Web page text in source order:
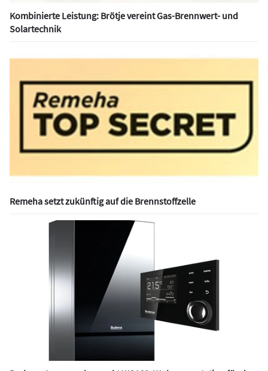
Kombinierte Leistung: Brötje vereint Gas-Brennwert- und
Solartechnik
Remeha setzt zukünftig auf die Brennstoffzelle